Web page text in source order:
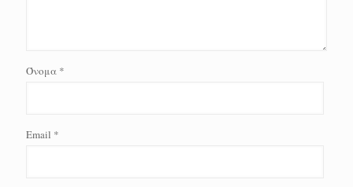
Όνομα *
Email *